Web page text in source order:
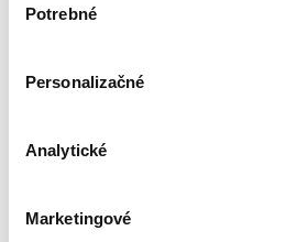
keby sme mohli používať všetky
súhlasu
Potrebné
Personalizačné
Analytické
Marketingové